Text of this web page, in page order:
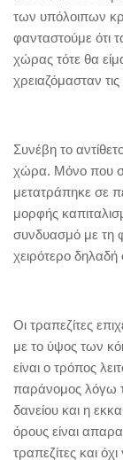
των υπόλοιπων
φανταστούμε ότι
χώρας τότε θα
χρειαζόμασταν
Συνέβη το
χώρα. Μόνο που
μετατράπηκε σε
μορφής
συνδυασμό με τη
χειρότερο
Οι τραπεζίτες
με το ύψος των
είναι ο τρόπος
παράνομος λόγω
δανείου και η
όρους είναι
τραπεζίτες και